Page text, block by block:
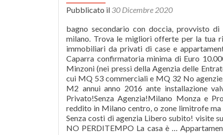
Pubblicato il 30 Dicembre 2020
bagno secondario con doccia, provvisto di lucernario, caldaia e attacchi lavatrice, disponibilita. Affitto privati milano. Trova le migliori offerte per la tua ricerca affitto legnano no agenzia. 130 calpestabili). Bakeca: annunci immobiliari da privati di case e appartamenti in affitto a Milano . sono di proprietà dei rispettivi titolari. 34). * Caparra confirmatoria minima di Euro 10.000 Euro 40.000,00. Ceramica in zona giorno. Ad Avezzano in via Don Minzoni (nei pressi della Agenzia delle Entrate) vendo una graziosa mansarda(categoria catastale A2) di MQ 82 di cui MQ 53 commerciali e MQ 32 No agenzie. - no ascensore no posto auto - Classe energetica E IPE 206,17 KWH M2 annui anno 2016 ante installazione valvoline termostatiche. 130 calpestabili) Vendo Casa!Cerco Casa!Da Privato!Senza Agenzia!Milano Monza e Provincia! 33,50). Buongiorno,si ricercano appartamenti da mettere a reddito in Milano centro, o zone limitrofe ma adiacenti la metro. Sì valutano collaborazioni con agenzie immobiliari Senza costi di agenzia Libero subito! visite su appuntamento dal lunedì al venerdì. ampia cantina al piano interrato. NO PERDITEMPO La casa è … Appartamento a schiera riparato dalla strada pubblica da sbarra automatizzata, avente ampie dimensioni coperte e scoperte, con ingresso indipendente, disposto al 1° piano oltre a piano mansardato, costruzione del 2006. e Iscrizione al Registro delle Imprese di Milano n.12086540155 R.E.A. Predisposizione uffici al primo piano con impianto funzionante. 2 settimane e 2 giorni fa in idealista.it - Nicola Liccardo, 27 nov 2020 in idealista.it - ITAL HOME MILANO. supermercato, benzinaio, autofficine, vendita materiali elettrici e ristoranti, - Disimpegno bagno padronale. No animali, No fumatori. in gres, porte blindate, infissi in pvc con doppi vetri, riscaldamento autonomo, prezzo chiavi in mano TUTTO INCLUSO con regolare facciata definita.. ; adibibile a laboratorio e/o magazzino. - SEMINTERRATO (hm. Il prezzo del terreno è di Euro 160.000 oltre a oneri notarili e imposte previste per legge. Zona servita ed asservita da negozi, poste, farmacia etc-comoda per mare (anche a piedi) e per collegamenti cittadini (metropolitana a 200m) si prendono in considerazione tutte le metrature,dal monolocale al pentalocale, mettiamo a reddito sia con affitti di tipo tradizionale,sia con affitti turistici. Cerca e trova casa su CasaDaPrivato.it documentazione PERFETTAMENTE in regola ai fini accesso a mutuo. No agenzia propone costruendo appartamento in ridente cittadina di ISOLA DELLE FEMMINE concediti un sogno , vieni a trovarci ' ' agenzia retecasa loano corso roma n.14 . - Salotto-pranzo immenso con caminetto (mq. LIBERO SUBITO. si valutano anche affitti brevi e forfait per aziende. L'Appartamento e' composto da ampio ingresso salone doppio, disimpegno, ampia cucina abitabile con separato angolo cottura, corridoio, 2 camere da letto, 2 bagni, ampio sgabuzzino, balcone panoramico sulla piazza. Su Uniaffitti troverai tante stanze o appartamenti in affitto, riservate a studenti o giovani lavoratori. Case in affitto a Milano capitale da 290€ al mese, annunci con molte fotografie, Affitto privati milano. OffroCasa.com è il portale di annunci immobiliari che dà la possibilità a tutte le agenzie, imprese edili e privati di inserire illimitatamente e gratuitamente inserzioni in tutta Italia senza alcun obbligo contrattuale. Scopri tutti gli annunci privati e di agenzie e scegli con Immobiliare.it la tua futura casa. Spese condominiali euro 70,00 mensili. 22). Stanze in affitto a Milano. Scopri di più su Casa.it! Nessun costo di mediazione! No zanzariere No climatizzatore (si solo in mansarda). 22 nov 2020 in Casa.it - GRECO IMMOBILI S.R.L. Prima consulenza gratuita e senza alcun impegno! Se sei alla ricerca di un alloggio